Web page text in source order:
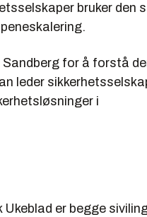
bruker den
for å forstå
leder
i
er begge